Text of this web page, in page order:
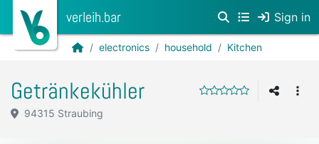
verleih.bar Sign in
electronics household Kitchen
Getränkekühler
94315 Straubing